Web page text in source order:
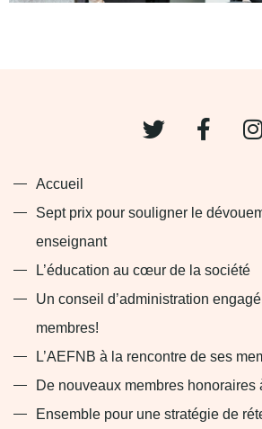
T
w
t
e
F
a
b
k
-
I
n
Accueil
Sept prix pour souligner le
enseignant
L’éducation au cœur de la société
Un conseil d’administration
membres!
L’AEFNB à la rencontre de ses
De nouveaux membres honoraires
Ensemble pour une stratégie de